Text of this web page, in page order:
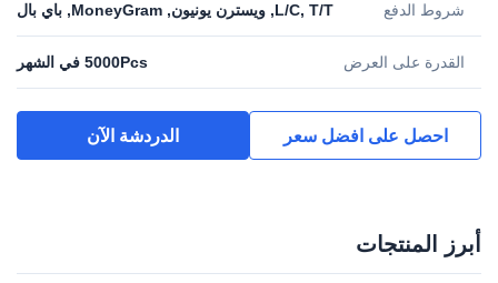
شروط الدفع L/C, T/T, ويسترن يونيون, MoneyGram, باي بال
القدرة على العرض 5000Pcs في الشهر
احصل على افضل سعر الدردشة الآن
أبرز المنتجات